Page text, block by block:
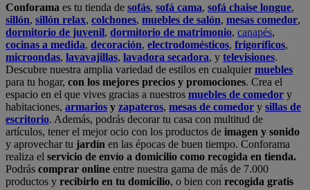
Conforama es tu tienda de sofás, sofá cama, sofá chaise longue,
sillón, sillón relax, colchones, muebles de salón, mesas comedor,
dormitorio de juvenil, dormitorio de matrimonio, canapés,
cocinas a medida, decoración, electrodomésticos, frigoríficos,
microondas, lavavajillas, lavadora secadora, y televisiones.
Descubre nuestra amplia variedad de estilos en cualquiermuebles
para tu hogar, con los mejores precios y promociones. Crea el
espacio en el que vives gracias a nuestros muebles de comedor y
habitaciones, armarios y zapateros, mesas de comedor y sillas de
escritorio. Además, podrás decorar tu casa con multitud de
artículos, tener el mejor ocio con los productos de imagen y sonido
y aprovechar tu jardín en las épocas de buen tiempo. Conforama
realiza el servicio de envío a domicilio como recogida en tienda.
Podrás comprar online entre nuestra gama de más de 7.000
productos y recibirlo en tu domicilio, o bien con recogida gratis